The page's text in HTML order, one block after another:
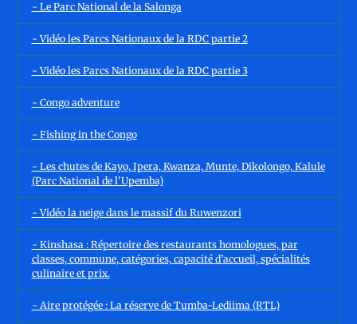
- Le Parc National de la Salonga
- Vidéo les Parcs Nationaux de la RDC partie 2
- Vidéo les Parcs Nationaux de la RDC partie 3
- Congo adventure
- Fishing in the Congo
- Les chutes de Kayo, Ipera, Kwanza, Munte, Dikolongo, Kalule
(Parc National de l'Upemba)
- Vidéo la neige dans le massif du Ruwenzori
- Kinshasa : Répertoire des restaurants homologues, par
classes, commune, catégories, capacité d’accueil, spécialités
culinaire et prix.
- Aire protégée : La réserve de Tumba-Lediima (RTL)